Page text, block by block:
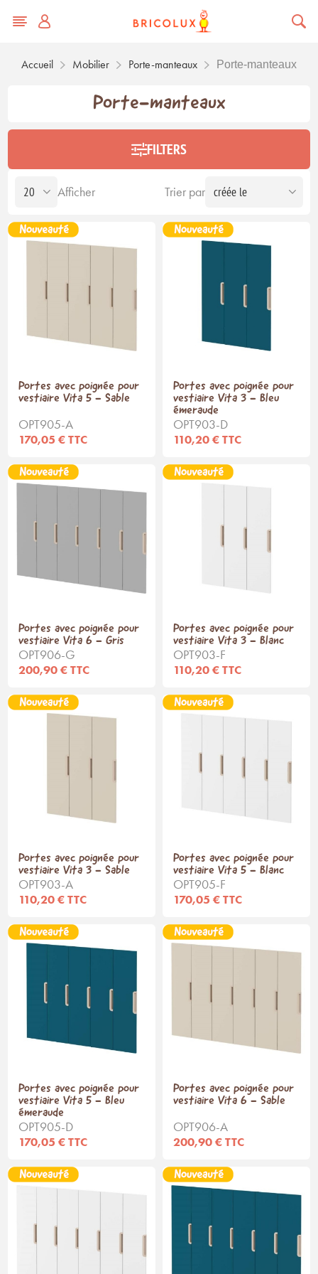
Accueil Mobilier Porte-manteaux Porte-manteaux
Porte-manteaux
FILTERS
Trier par
Afficher
Portes avec poignée pour
vestiaire Vita 5 - Sable
OPT905-A
170,05 € TTC
Portes avec poignée pour
vestiaire Vita 3 - Bleu
émeraude
OPT903-D
110,20 € TTC
Portes avec poignée pour
vestiaire Vita 6 - Gris
OPT906-G
200,90 € TTC
Portes avec poignée pour
vestiaire Vita 3 - Blanc
OPT903-F
110,20 € TTC
Portes avec poignée pour
vestiaire Vita 3 - Sable
OPT903-A
110,20 € TTC
Portes avec poignée pour
vestiaire Vita 5 - Blanc
OPT905-F
170,05 € TTC
Portes avec poignée pour
vestiaire Vita 5 - Bleu
émeraude
OPT905-D
170,05 € TTC
Portes avec poignée pour
vestiaire Vita 6 - Sable
OPT906-A
200,90 € TTC